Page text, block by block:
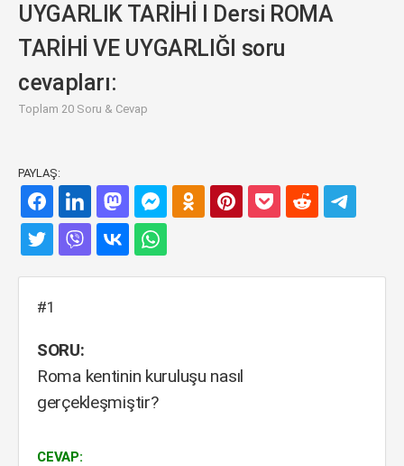
UYGARLIK TARİHİ I Dersi ROMA
TARİHİ VE UYGARLIĞI soru
cevapları:
Toplam 20 Soru & Cevap
PAYLAŞ:
#1
SORU:
Roma kentinin kuruluşu nasıl
gerçekleşmiştir?
CEVAP: